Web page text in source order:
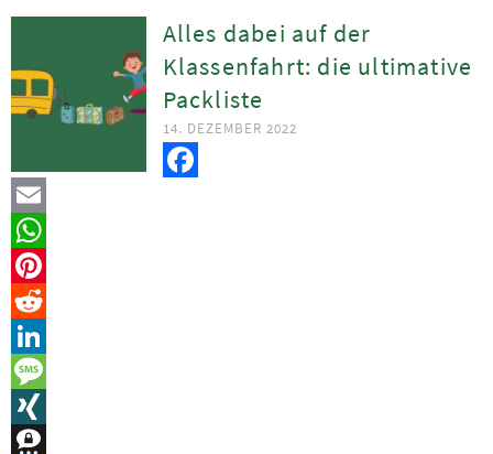
Alles dabei auf der
Klassenfahrt: die ultimative
Packliste
14. DEZEMBER 2022
Facebook
Email
WhatsApp
Pinterest
Reddit
LinkedIn
Message
XING